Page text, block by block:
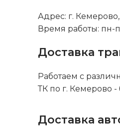
Адрес: г. Кемерово,
Время работы: пн-
Доставка
Работаем с
ТК по г. Кемерово -
Доставка